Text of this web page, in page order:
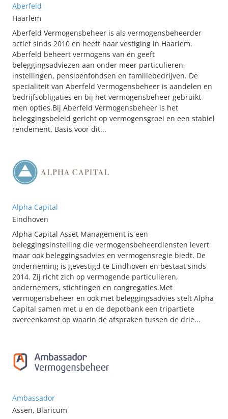
Aberfeld
Haarlem
Aberfeld Vermogensbeheer is als vermogensbeheerder
actief sinds 2010 en heeft haar vestiging in Haarlem.
Aberfeld beheert vermogens van én geeft
beleggingsadviezen aan onder meer particulieren,
instellingen, pensioenfondsen en familiebedrijven. De
specialiteit van Aberfeld Vermogensbeheer is aandelen en
bedrijfsobligaties en bij het vermogensbeheer gebruikt
men opties.Bij Aberfeld Vermogensbeheer is het
beleggingsbeleid gericht op vermogensgroei en een stabiel
rendement. Basis voor dit...
Alpha Capital
Eindhoven
Alpha Capital Asset Management is een
beleggingsinstelling die vermogensbeheerdiensten levert
maar ook beleggingsadvies en vermogensregie biedt. De
onderneming is gevestigd te Eindhoven en bestaat sinds
2014. Zij richt zich op vermogende particulieren,
ondernemers, stichtingen en congregaties.Met
vermogensbeheer en ook met beleggingsadvies stelt Alpha
Capital samen met u en de depotbank een tripartiete
overeenkomst op waarin de afspraken tussen de drie...
Ambassador
Assen, Blaricum